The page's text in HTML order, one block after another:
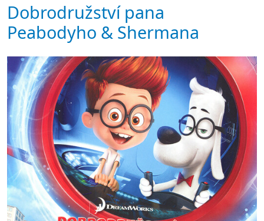
Dobrodružství pana
Peabodyho & Shermana